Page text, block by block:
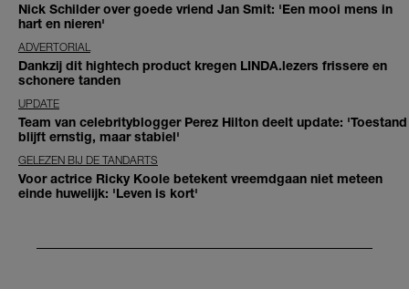
Nick Schilder over goede vriend Jan Smit: 'Een mooi mens in
hart en nieren'
ADVERTORIAL
Dankzij dit hightech product kregen LINDA.lezers frissere en
schonere tanden
UPDATE
Team van celebrityblogger Perez Hilton deelt update: 'Toestand
blijft ernstig, maar stabiel'
GELEZEN BIJ DE TANDARTS
Voor actrice Ricky Koole betekent vreemdgaan niet meteen
einde huwelijk: 'Leven is kort'